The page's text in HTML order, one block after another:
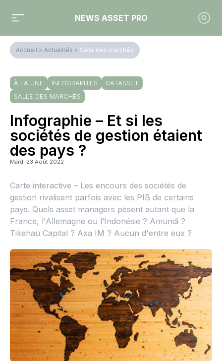
NEWS ASSET PRO
Accueil > Actualités > Salle des marchés
À LA UNE INFOGRAPHIES
DATASSET
SALLE DES MARCHÉS
Infographie – Et si les
sociétés de gestion étaient
des pays ?
Mardi 23 Août 2022
Carte interactive – Les encours des sociétés de
gestion rivalisent parfois avec les PIB de certains
pays. Quels asset managers pèsent autant que la
France, l'Allemagne ou l’Indonésie ? Amundi ?
Tikehau Capital ? Axa IM ? Aucun d'entre eux ?